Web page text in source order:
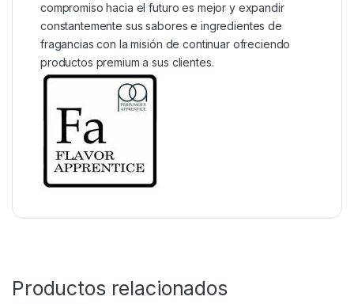
compromiso hacia el futuro es mejor y expandir
constantemente sus sabores e ingredientes de
fragancias con la misión de continuar ofreciendo
productos premium a sus clientes.
Productos relacionados